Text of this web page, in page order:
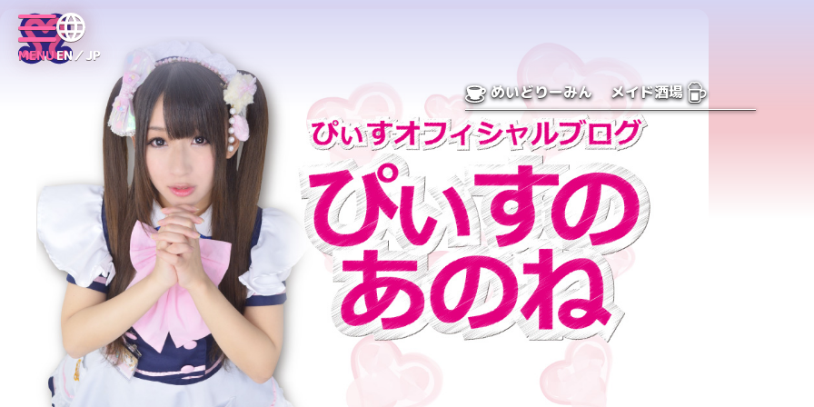
MENUEN／JP
めいどりーみん メイド酒場